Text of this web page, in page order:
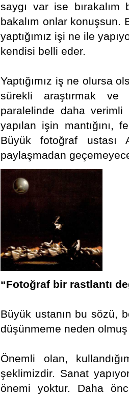
saygı var ise bırakalım
bakalım onlar konuşsun.
yaptığımız işi ne ile
kendisi belli eder.
Yaptığımız iş ne olursa
sürekli araştırmak ve
paralelinde daha
yapılan işin mantığını,
Büyük fotoğraf ustası
paylaşmadan
“Fotoğraf bir rastlantı
Büyük ustanın bu sözü,
düşünmeme neden olmuş
Önemli olan,
şeklimizdir. Sanat
önemi yoktur. Daha